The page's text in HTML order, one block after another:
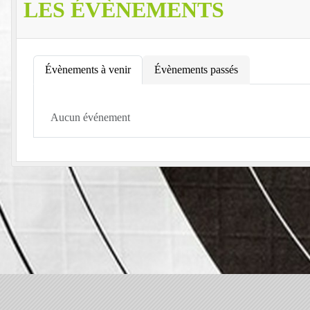
LES ÉVÈNEMENTS
Évènements à venir Évènements passés
Aucun événement